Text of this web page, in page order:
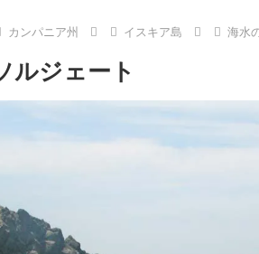
カンパニア州 イスキア島 海水
ルジェート